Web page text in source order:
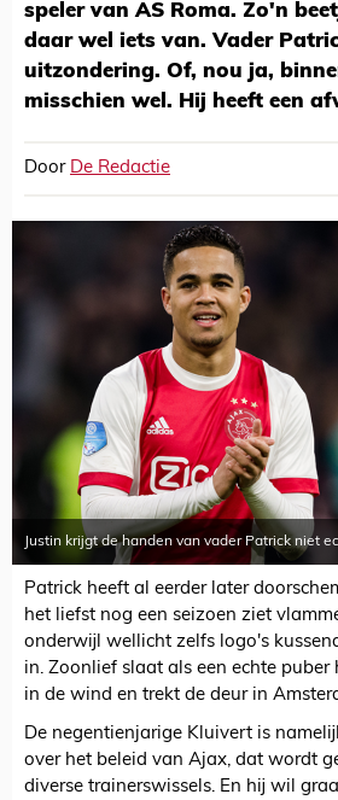
speler van AS Roma. Zo'n
daar wel iets van. Vader
uitzondering. Of, nou ja,
misschien wel. Hij heeft een
Door De Redactie
Justin krijgt de handen van vader Patrick niet
Patrick heeft al eerder later
het liefst nog een seizoen ziet
onderwijl wellicht zelfs logo's
in. Zoonlief slaat als een echte puber
in de wind en trekt de deur in
De negentienjarige Kluivert is
over het beleid van Ajax, dat wordt
diverse trainerswissels. En hij wil